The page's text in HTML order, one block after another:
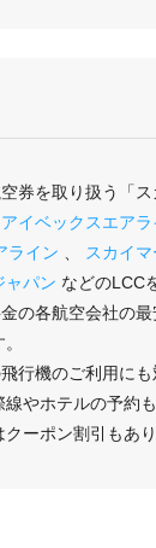
券を取り扱う「
アイベックスエア
ライン スカイマ
ャパン などのLCC
の各航空会社の
行機のご利用に
やホテルの予約
ーポン割引もあり